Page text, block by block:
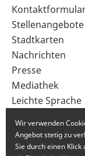
im
Fußbereich
Stellenangebote
Stadtkarten
Nachrichten
Presse
Mediathek
Leichte Sprache
Wir verwenden
Angebot stetig zu
Sie durch einen